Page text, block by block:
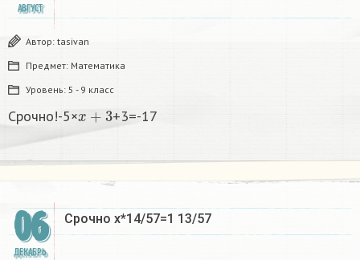
АВГУСТ
Автор: tasivan
Предмет: Математика
Уровень: 5 - 9 класс
Срочно!-5× +3=-17
06
ДЕКАБРЬ
Срочно x*14/57=1 13/57